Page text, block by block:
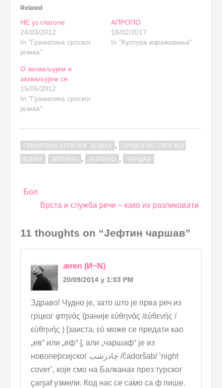
Related
НЕ уз глаголе
24/03/2012
In "Граматика српског
језика"
АПРОПО
18/02/2017
In "Култура изражавања"
О захваљујем и
захваљујем се
15/05/2012
In "Граматика српског
језика"
ГРАМАТИКА СРПСКОГ ЈЕЗИКА ,
ПРАВОПИС СРПСКОГ
ЈЕЗИКА
ЈЕВТИНО , ЈЕФТИНО , ЧАРШАВ
Post
navigation
Бол
Врста и служба речи – како их разликовати
11 thoughts on “Јефтин чаршав”
æren (И~N)
20/09/2014 у 1:03 PM
Здраво! Чудно је, зато што је прва реч из
грцког φτηνός (раније εὐθηνός /εὐθενής /
εὐθηνής ) [заиста, εὐ може се предати као
„ев“ или „еф“ ], али „чаршаф“ је из
новоперсијског چادرشب /čadoršab/ ‘night
cover’, које смо на Балканах през турског
çarşaf узмели. Код нас се само са ф пише.